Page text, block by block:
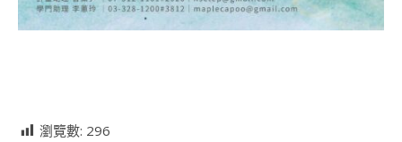
瀏覽數: 296